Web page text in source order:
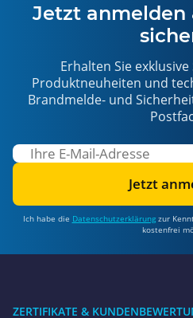
Jetzt anmelden
Erhalten Sie
Produktneuheiten und
Brandmelde- und
Jetzt
Ich habe die Datenschutzerklärungzur
kostenfrei
ZERTIFIKATE &